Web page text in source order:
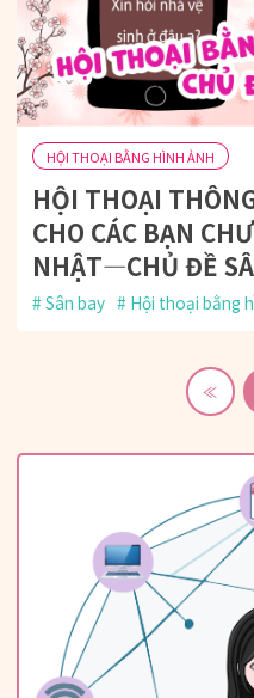
HỘI THOẠI BẰNG HÌNH ẢNH
HỘI THOẠI
CHO CÁC BẠN
NHẬT―CHỦ ĐỀ
Sân bay Hội thoại bằng